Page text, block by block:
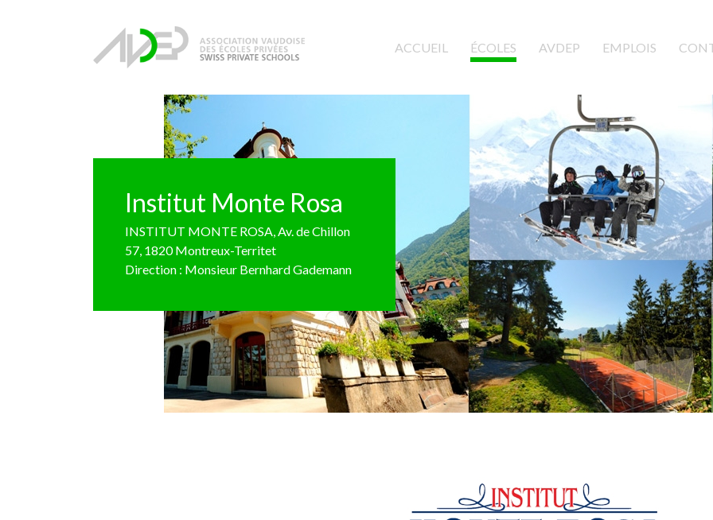
ACCUEIL (CURRENT)
ÉCOLES AVDEP EMPLOIS
Institut Monte Rosa
INSTITUT MONTE ROSA, Av. de Chillon
57, 1820 Montreux-Territet
Direction : Monsieur Bernhard Gademann